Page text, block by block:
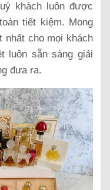
khách luôn được
tiết kiệm. Mong
nhất cho mọi khách
luôn sẵn sàng giải
đưa ra.